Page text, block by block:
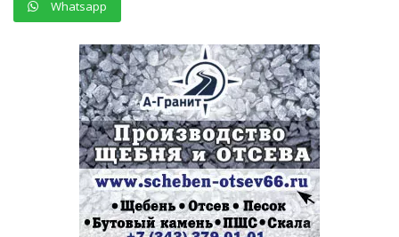
Whatsapp